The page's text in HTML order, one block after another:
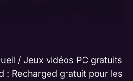
/ Jeux vidéos PC gratuits
: Recharged gratuit pour les